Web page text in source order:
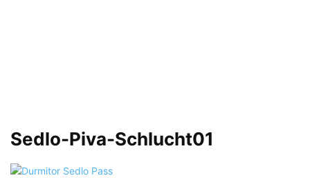
Sedlo-Piva-Schlucht01